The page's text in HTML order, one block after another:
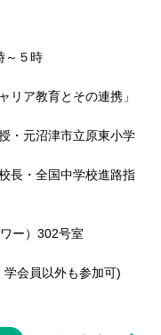
～５時
ア教育とその連携」
元沼津市立原東小学
・全国中学校進路指
）302号室
会員以外も参加可)